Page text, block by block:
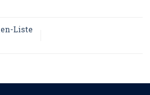
Liste